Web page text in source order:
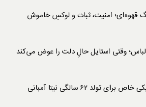
قهوه‌ای؛ امنیت، ثبات و لوکسِ خاموش
وقتی استایل حالِ دلت را عوض می‌کند
تولد ۶۲ سالگی نیتا آمبانی